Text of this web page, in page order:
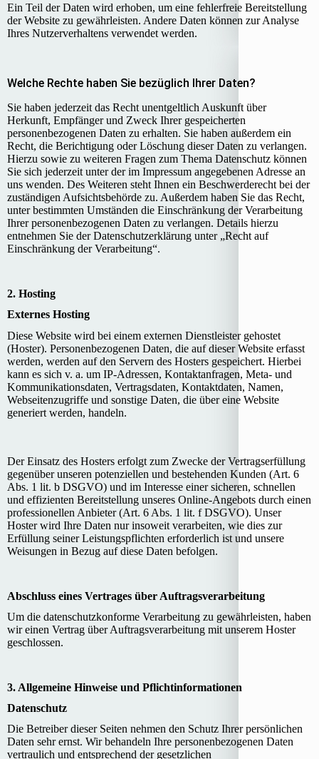
Ein Teil der Daten wird erhoben, um eine fehlerfreie Bereitstellung
der Website zu gewährleisten. Andere Daten können zur Analyse
Ihres Nutzerverhaltens verwendet werden.
Welche Rechte haben Sie bezüglich Ihrer Daten?
Sie haben jederzeit das Recht unentgeltlich Auskunft über
Herkunft, Empfänger und Zweck Ihrer gespeicherten
personenbezogenen Daten zu erhalten. Sie haben außerdem ein
Recht, die Berichtigung oder Löschung dieser Daten zu verlangen.
Hierzu sowie zu weiteren Fragen zum Thema Datenschutz können
Sie sich jederzeit unter der im Impressum angegebenen Adresse an
uns wenden. Des Weiteren steht Ihnen ein Beschwerderecht bei der
zuständigen Aufsichtsbehörde zu. Außerdem haben Sie das Recht,
unter bestimmten Umständen die Einschränkung der Verarbeitung
Ihrer personenbezogenen Daten zu verlangen. Details hierzu
entnehmen Sie der Datenschutzerklärung unter „Recht auf
Einschränkung der Verarbeitung“.
2. Hosting
Externes Hosting
Diese Website wird bei einem externen Dienstleister gehostet
(Hoster). Personenbezogenen Daten, die auf dieser Website erfasst
werden, werden auf den Servern des Hosters gespeichert. Hierbei
kann es sich v. a. um IP-Adressen, Kontaktanfragen, Meta- und
Kommunikationsdaten, Vertragsdaten, Kontaktdaten, Namen,
Webseitenzugriffe und sonstige Daten, die über eine Website
generiert werden, handeln.
Der Einsatz des Hosters erfolgt zum Zwecke der Vertragserfüllung
gegenüber unseren potenziellen und bestehenden Kunden (Art. 6
Abs. 1 lit. b DSGVO) und im Interesse einer sicheren, schnellen
und effizienten Bereitstellung unseres Online-Angebots durch einen
professionellen Anbieter (Art. 6 Abs. 1 lit. f DSGVO). Unser
Hoster wird Ihre Daten nur insoweit verarbeiten, wie dies zur
Erfüllung seiner Leistungspflichten erforderlich ist und unsere
Weisungen in Bezug auf diese Daten befolgen.
Abschluss eines Vertrages über Auftragsverarbeitung
Um die datenschutzkonforme Verarbeitung zu gewährleisten, haben
wir einen Vertrag über Auftragsverarbeitung mit unserem Hoster
geschlossen.
3. Allgemeine Hinweise und Pflichtinformationen
Datenschutz
Die Betreiber dieser Seiten nehmen den Schutz Ihrer persönlichen
Daten sehr ernst. Wir behandeln Ihre personenbezogenen Daten
vertraulich und entsprechend der gesetzlichen